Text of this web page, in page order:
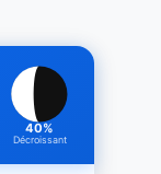
40%
Décroissant